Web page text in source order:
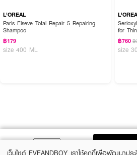
L'OREAL
Paris Elseve Total Repair 5 Repairing
Shampoo
฿179
size 400 ML
for
฿760 ฿
size
เว็บไซต์ EVEANDBOY เราใช้คุกกี้เพื่อพัฒนาปร